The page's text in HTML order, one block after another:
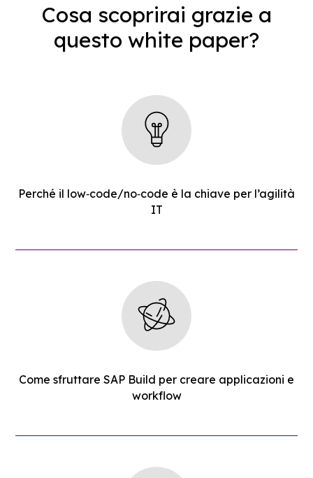
Cosa scoprirai grazie a
questo white paper?
Perché il low‑code/no‑code è la chiave per l’agilità
IT
Come sfruttare SAP Build per creare applicazioni e
workflow